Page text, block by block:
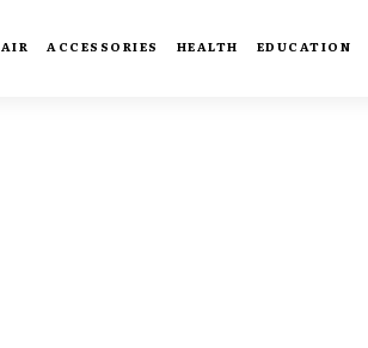
ACCESSORIES HEALTH EDUCATION